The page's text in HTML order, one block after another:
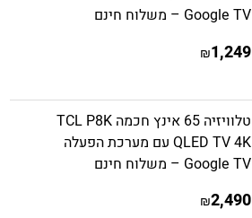
Google TV – משלוח חינם
1,249
₪
טלוויזיה 65 אינץ חכמה TCL P8K
QLED TV 4K עם מערכת הפעלה
Google TV – משלוח חינם
2,490
₪